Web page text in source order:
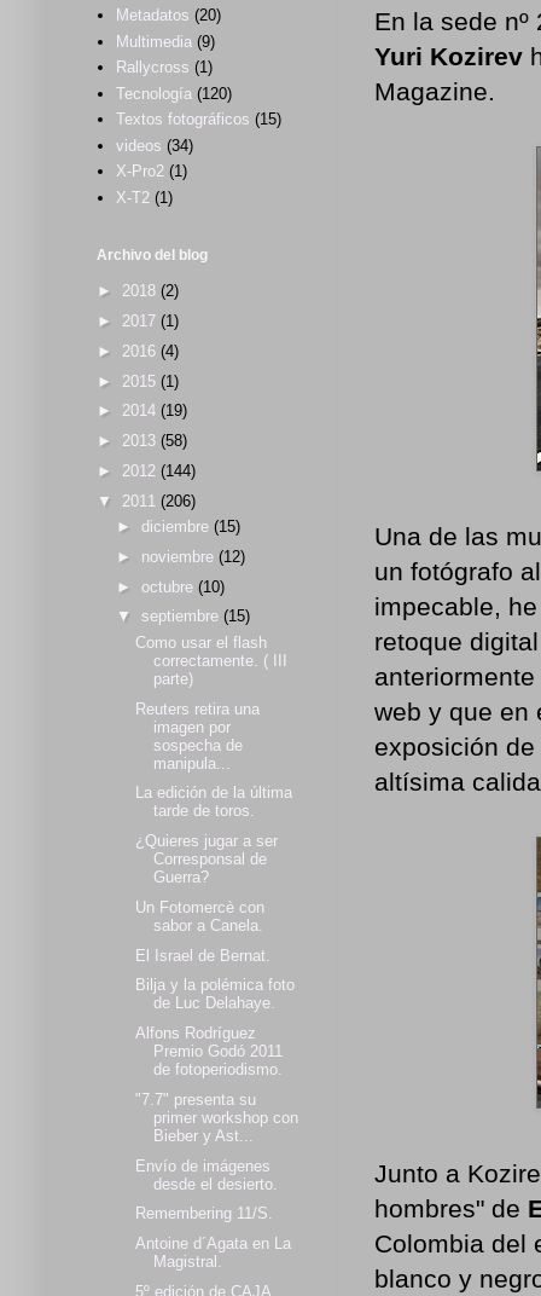
En la sede
Yuri Kozirev
Magazine.
Una de las
un fotógrafo
impecable,
retoque
web y que en
exposición
altísima
Junto a
hombres" de
Colombia del
blanco y
Metadatos (20)
Multimedia (9)
Rallycross (1)
Tecnología (120)
Textos fotográficos (15)
videos (34)
X-Pro2 (1)
X-T2 (1)
Archivo del blog
► 2018 (2)
► 2017 (1)
► 2016 (4)
► 2015 (1)
► 2014 (19)
► 2013 (58)
► 2012 (144)
▼ 2011 (206)
► diciembre (15)
► noviembre (12)
► octubre (10)
▼ septiembre (15)
Como usar el flash
correctamente. ( III
parte)
Reuters retira una
imagen por
sospecha de
manipula...
La edición de la última
tarde de toros.
¿Quieres jugar a ser
Corresponsal de
Guerra?
Un Fotomercè con
sabor a Canela.
El Israel de Bernat.
Bilja y la polémica foto
de Luc Delahaye.
Alfons Rodríguez
Premio Godó 2011
de fotoperiodismo.
"7.7" presenta su
primer workshop con
Bieber y Ast...
Envío de imágenes
desde el desierto.
Remembering 11/S.
Antoine d´Agata en La
Magistral.
5º edición de CAJA